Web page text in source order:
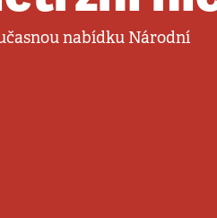
nabídku Národní